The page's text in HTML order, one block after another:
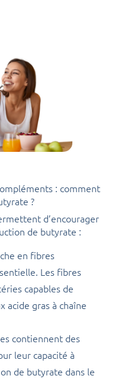
: comment
?
d’encourager
de butyrate :
en fibres
Les fibres
capables de
acide gras à chaîne
contiennent des
leur capacité à
de butyrate dans le